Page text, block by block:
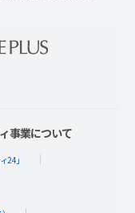
事業について
24」